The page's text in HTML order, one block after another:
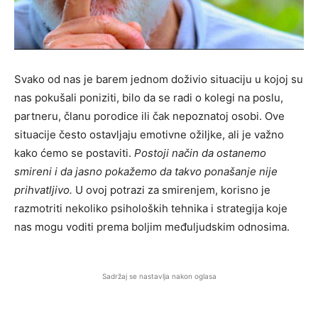
Svako od nas je barem jednom doživio situaciju u kojoj su
nas pokušali poniziti, bilo da se radi o kolegi na poslu,
partneru, članu porodice ili čak nepoznatoj osobi. Ove
situacije često ostavljaju emotivne ožiljke, ali je važno
kako ćemo se postaviti. Postoji način da ostanemo
smireni i da jasno pokažemo da takvo ponašanje nije
prihvatljivo. U ovoj potrazi za smirenjem, korisno je
razmotriti nekoliko psiholoških tehnika i strategija koje
nas mogu voditi prema boljim međuljudskim odnosima.
Sadržaj se nastavlja nakon oglasa